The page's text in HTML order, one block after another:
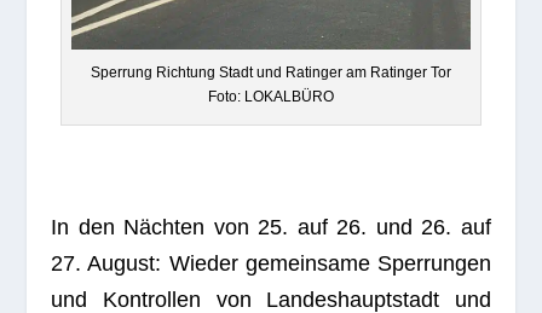
Sper­rung Rich­tung Stadt und Ratin­ger am Ratin­ger Tor
Foto: LOKALBÜRO
In den Näch­ten von 25. auf 26. und 26. auf
27. August: Wie­der gemein­same Sper­run­gen
und Kon­trol­len von Lan­des­haupt­stadt und